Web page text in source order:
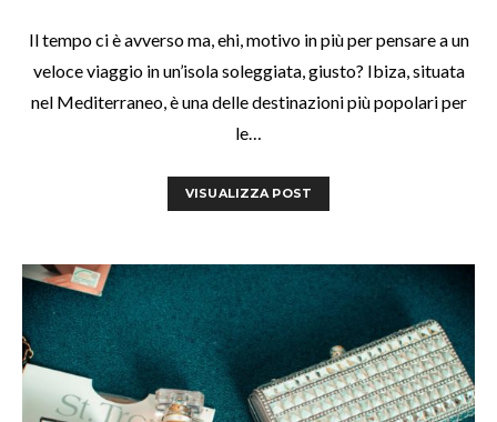
Il tempo ci è avverso ma, ehi, motivo in più per pensare a un
veloce viaggio in un’isola soleggiata, giusto? Ibiza, situata
nel Mediterraneo, è una delle destinazioni più popolari per
le…
VISUALIZZA POST